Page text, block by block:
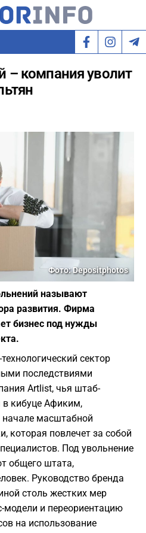
– компания уволит
Фото: Depositphotos
называют
развития. Фирма
бизнес под нужды
сектор
последствиями
Artlist, чья штаб-
в кибуце Афиким,
масштабной
которая повлечет за собой
Под увольнение
общего штата,
Руководство бренда
столь жестких мер
модели и переориентацию
на использование